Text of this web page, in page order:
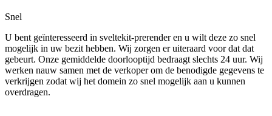
Snel
U bent geïnteresseerd in sveltekit-prerender en u wilt deze zo snel
mogelijk in uw bezit hebben. Wij zorgen er uiteraard voor dat dat
gebeurt. Onze gemiddelde doorlooptijd bedraagt slechts 24 uur. Wij
werken nauw samen met de verkoper om de benodigde gegevens te
verkrijgen zodat wij het domein zo snel mogelijk aan u kunnen
overdragen.